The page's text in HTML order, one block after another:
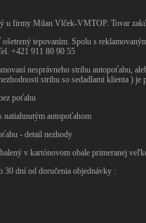
u firmy Milan Vlček-VMTOP. Tovar
tepovaním. Spolu s
+421 911 80 90 55
nesprávneho strihu autopoťahu,
strihu so sedadlami klienta )
poťahu
natiahnutým autopoťahom
- detail nezhody
v kartónovom obale primeranej
30 dní od doručenia objednávky :